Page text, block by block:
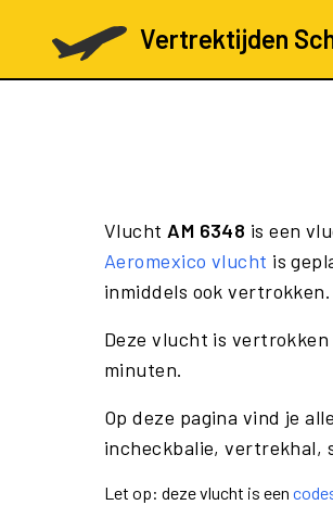
Vertrektijden
Vlucht AM 6348 is een
Aeromexico vlucht is
inmiddels ook vertrokken.
Deze vlucht is vertrokken
minuten.
Op deze pagina vind je
incheckbalie, vertrekhal,
Let op: deze vlucht is een